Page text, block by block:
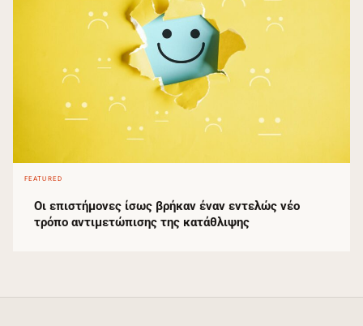
FEATURED
Οι επιστήμονες ίσως βρήκαν έναν εντελώς νέο
τρόπο αντιμετώπισης της κατάθλιψης